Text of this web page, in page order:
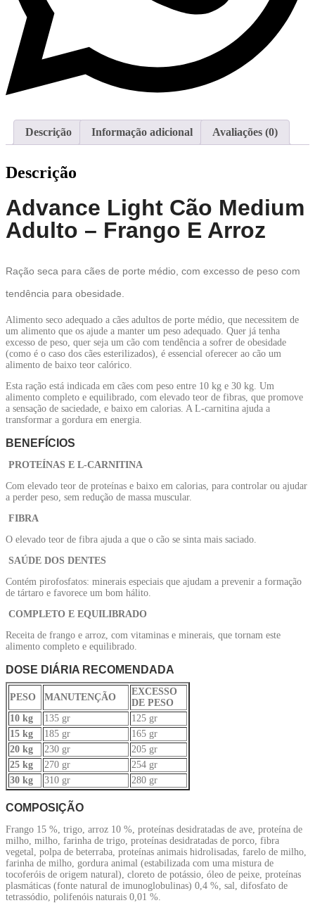
Descrição Informação adicional Avaliações (0)
Descrição
Advance Light Cão Medium
Adulto – Frango E Arroz
Ração seca para cães de porte médio, com excesso de peso com
tendência para obesidade.
Alimento seco adequado a cães adultos de porte médio, que necessitem de
um alimento que os ajude a manter um peso adequado. Quer já tenha
excesso de peso, quer seja um cão com tendência a sofrer de obesidade
(como é o caso dos cães esterilizados), é essencial oferecer ao cão um
alimento de baixo teor calórico.
Esta ração está indicada em cães com peso entre 10 kg e 30 kg. Um
alimento completo e equilibrado, com elevado teor de fibras, que promove
a sensação de saciedade, e baixo em calorias. A L-carnitina ajuda a
transformar a gordura em energia.
BENEFÍCIOS
PROTEÍNAS E L-CARNITINA
Com elevado teor de proteínas e baixo em calorias, para controlar ou ajudar
a perder peso, sem redução de massa muscular.
FIBRA
O elevado teor de fibra ajuda a que o cão se sinta mais saciado.
SAÚDE DOS DENTES
Contém pirofosfatos: minerais especiais que ajudam a prevenir a formação
de tártaro e favorece um bom hálito.
COMPLETO E EQUILIBRADO
Receita de frango e arroz, com vitaminas e minerais, que tornam este
alimento completo e equilibrado.
DOSE DIÁRIA RECOMENDADA
PESO MANUTENÇÃO
EXCESSO
DE PESO
10 kg
135 gr
125 gr
15 kg
185 gr
165 gr
20 kg
230 gr
205 gr
25 kg
270 gr
254 gr
30 kg
310 gr 280 gr
COMPOSIÇÃO
Frango 15 %, trigo, arroz 10 %, proteínas desidratadas de ave, proteína de
milho, milho, farinha de trigo, proteínas desidratadas de porco, fibra
vegetal, polpa de beterraba, proteínas animais hidrolisadas, farelo de milho,
farinha de milho, gordura animal (estabilizada com uma mistura de
tocoferóis de origem natural), cloreto de potássio, óleo de peixe, proteínas
plasmáticas (fonte natural de imunoglobulinas) 0,4 %, sal, difosfato de
tetrassódio, polifenóis naturais 0,01 %.